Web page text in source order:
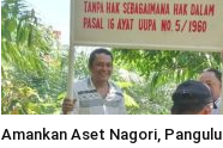
Amankan Aset Nagori, Pangulu